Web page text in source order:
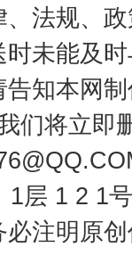
法规、
未能及
知本网
们将立即
1层 1 2 1
注明原
法